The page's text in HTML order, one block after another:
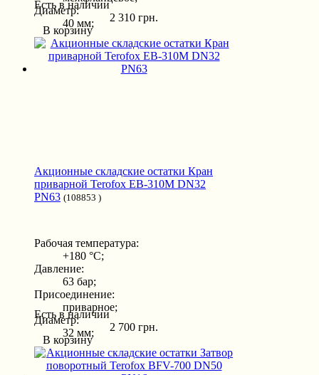
Диаметр:
40 мм;
Есть в наличии
2 310 грн.
В корзину
Акционные складские остатки Кран
приварной Terofox EB-310M DN32
PN63 (108853 )
Рабочая температура:
+180 °С;
Давление:
63 бар;
Присоединение:
приварное;
Диаметр:
32 мм;
Есть в наличии
2 700 грн.
В корзину